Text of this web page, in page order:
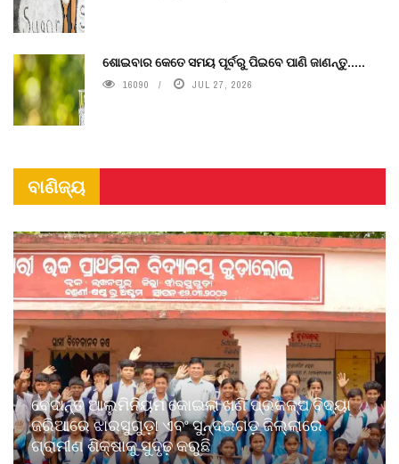
ଶୋଇବାର କେତେ ସମୟ ପୂର୍ବରୁ ପିଇବେ ପାଣି ଜାଣନ୍ତୁ.....
16090 JUL 27, 2026
ବାଣିଜ୍ୟ
ବେଦାନ୍ତ ଆଲୁମିନିୟମ କୋଇଲା ଖଣି ପ୍ରକଳ୍ପ ବିଦ୍ୟା
ଜରିଆରେ ଝାରସୁଗୁଡ଼ା ଏବଂ ସୁନ୍ଦରଗଡ଼ ଜିଲ୍ଲାରେ
ଗ୍ରାମୀଣ ଶିକ୍ଷାକୁ ସୁଦୃଢ଼ କରୁଛି